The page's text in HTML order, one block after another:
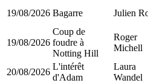
19/08/2026 Bagarre Julien
19/08/2026
Coup de
foudre à
Notting Hill
Roger
Michell
20/08/2026
L'intérêt
d'Adam
Laura
Wandel